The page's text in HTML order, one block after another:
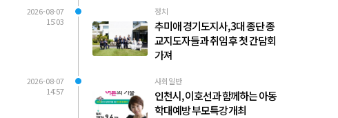
2026-08-07
15:03
정치
추미애 경기도지사, 3대 종단 종
교지도자들과 취임 후 첫 간담회
가져
2026-08-07
14:57
사회일반
인천시, 이호선과 함께하는 아동
학대예방 부모특강 개최